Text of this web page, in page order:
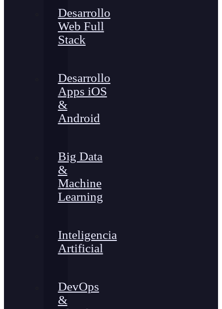
Desarrollo
Web Full
Stack
Desarrollo
Apps iOS
&
Android
Big Data
&
Machine
Learning
Inteligencia
Artificial
DevOps
&